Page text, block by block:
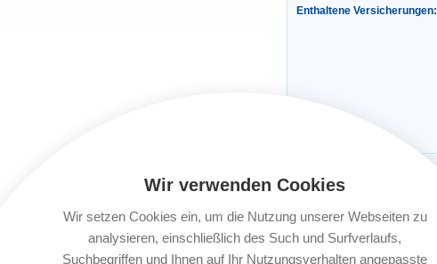
Enthaltene Versicherungen:
Automatische Verlängerung:
Buchungsfrist:
Wir verwenden Cookies
Wir setzen Cookies ein, um die Nutzung unserer Webseiten zu
analysieren, einschließlich des Such und Surfverlaufs,
Suchbegriffen und Ihnen auf Ihr Nutzungsverhalten angepasste